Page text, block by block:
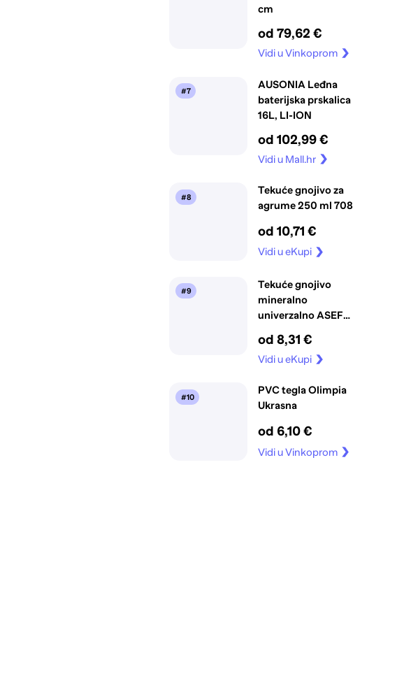
cm
od 79,62 €
Vidi u Vinkoprom
#7
AUSONIA Leđna
baterijska prskalica
16L, LI-ION
od 102,99 €
Vidi u Mall.hr
#8
Tekuće gnojivo za
agrume 250 ml 708
od 10,71 €
Vidi u eKupi
#9
Tekuće gnojivo
mineralno
univerzalno ASEF
od 8,31 €
Vidi u eKupi
#10
PVC tegla Olimpia
Ukrasna
od 6,10 €
Vidi u Vinkoprom